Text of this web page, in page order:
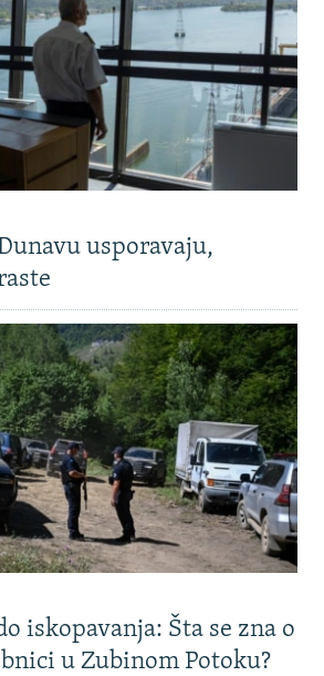
usporavaju,
iskopavanja: Šta se zna o
u Zubinom Potoku?